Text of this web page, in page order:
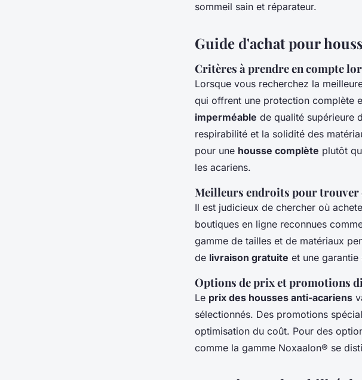
sommeil sain et réparateur.
Guide d'achat pour
Critères à prendre en compte
Lorsque vous recherchez la
qui offrent une protection complète
imperméable de qualité supérieure
respirabilité et la solidité des
pour une housse complète plutôt
les acariens.
Meilleurs endroits pour trouver
Il est judicieux de chercher où
boutiques en ligne reconnues
gamme de tailles et de matériaux
de livraison gratuite et une
Options de prix et promotions
Le prix des housses anti-acariens
sélectionnés. Des promotions
optimisation du coût. Pour des
comme la gamme Noxaalon® se